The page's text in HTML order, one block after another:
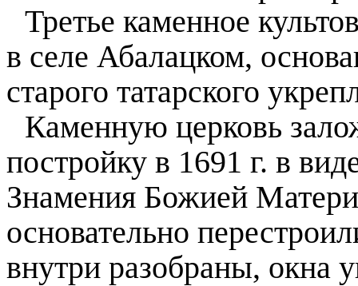
Третье каменное
в селе Абалацком,
старого татарского
Каменную церковь
постройку в 1691 г. в
Знамения Божией
основательно
внутри разобраны, окна